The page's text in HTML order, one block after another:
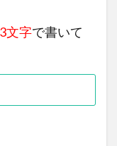
文字で書いて